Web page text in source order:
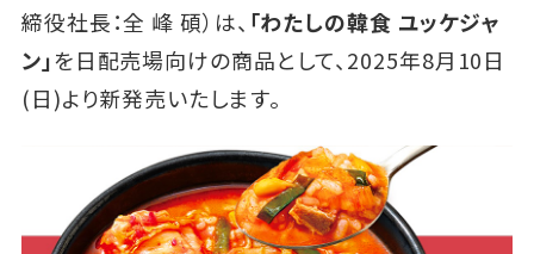
締役社長：全 峰 碩）は、 「わたしの韓食 ユッケジャ
ン」を日配売場向けの商品として、2025年8月10日
(日)より新発売いたします。